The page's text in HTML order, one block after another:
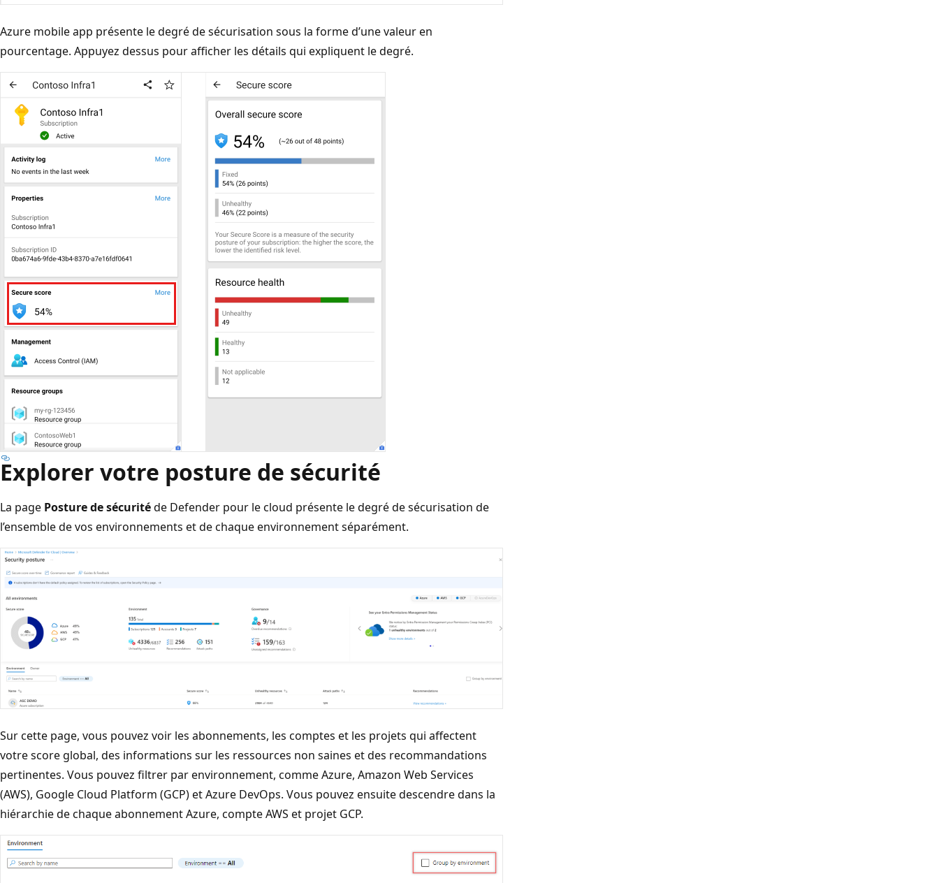
Azure mobile app présente le degré de sécurisation sous la forme d’une valeur en
pourcentage. Appuyez dessus pour afficher les détails qui expliquent le degré.
Explorer votre posture de sécurité
La page Posture de sécuritéde Defender pour le cloud présente le degré de sécurisation de
l’ensemble de vos environnements et de chaque environnement séparément.
Sur cette page, vous pouvez voir les abonnements, les comptes et les projets qui affectent
votre score global, des informations sur les ressources non saines et des recommandations
pertinentes. Vous pouvez filtrer par environnement, comme Azure, Amazon Web Services
(AWS), Google Cloud Platform (GCP) et Azure DevOps. Vous pouvez ensuite descendre dans la
hiérarchie de chaque abonnement Azure, compte AWS et projet GCP.